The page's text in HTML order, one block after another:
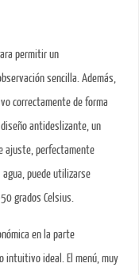
permitir un
sencilla. Además,
correctamente de forma
antideslizante, un
ajuste, perfectamente
puede utilizarse
grados Celsius.
en la parte
intuitivo ideal. El menú, muy